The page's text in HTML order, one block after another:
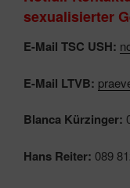
sexualisierter
E-Mail TSC USH:
E-Mail LTVB:
Blanca Kürzinger:
Hans Reiter: 089